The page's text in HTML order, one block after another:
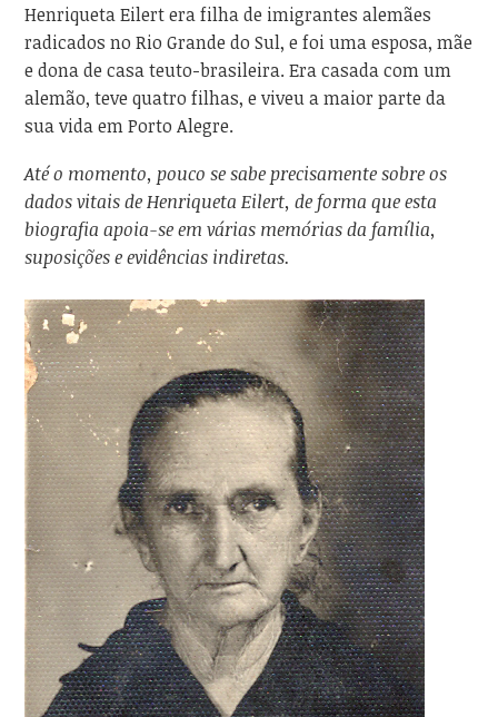
Henriqueta Eilert era filha de imigrantes alemães
radicados no Rio Grande do Sul, e foi uma esposa, mãe
e dona de casa teuto-brasileira. Era casada com um
alemão, teve quatro filhas, e viveu a maior parte da
sua vida em Porto Alegre.
Até o momento, pouco se sabe precisamente sobre os
dados vitais de Henriqueta Eilert, de forma que esta
biografia apoia-se em várias memórias da família,
suposições e evidências indiretas.